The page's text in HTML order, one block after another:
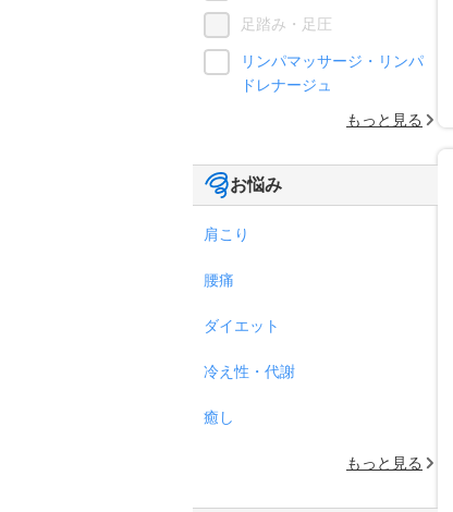
足踏み・足圧
リンパマッサージ・リンパ
ドレナージュ
もっと見る
お悩み
肩こり
腰痛
ダイエット
冷え性・代謝
癒し
もっと見る